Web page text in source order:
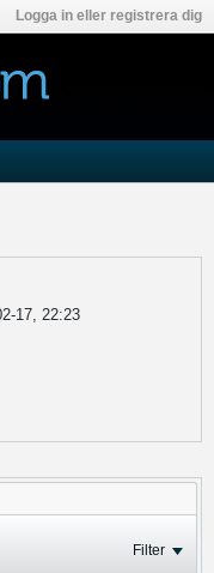
Logga in eller registrera dig
17, 22:23
Filter